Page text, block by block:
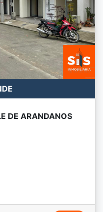
DE ARANDANOS